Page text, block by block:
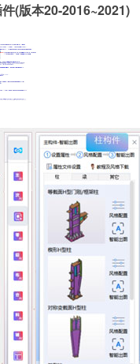
(版本20-2016~2021)